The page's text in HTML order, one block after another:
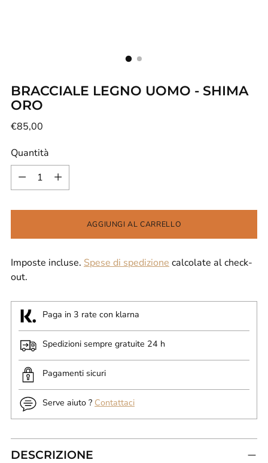
BRACCIALE LEGNO UOMO - SHIMA
ORO
Prezzo
listino
€85,00
Quantità
Quantità
AGGIUNGI AL CARRELLO
Imposte incluse. Spese di spedizione calcolate al check-
out.
Paga in 3 rate con klarna
Spedizioni sempre gratuite 24 h
Pagamenti sicuri
Serve aiuto ? Contattaci
DESCRIZIONE